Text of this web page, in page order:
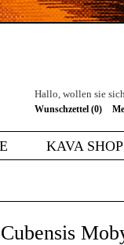
Hallo, wollen sie
Wunschzettel (0)
KAVA SHOP
Cubensis